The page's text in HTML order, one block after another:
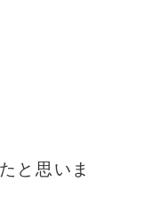
と思いま